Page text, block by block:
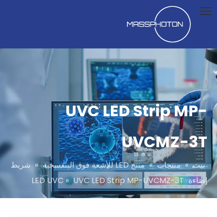
UVC LED Strip MP-
UVCMZ-3T
بيت » منتجات » منتج LED للأشعة فوق البنفسجية » شريط
إضاءة LED UVC
» UVC LED Strip MP-UVCMZ-3T